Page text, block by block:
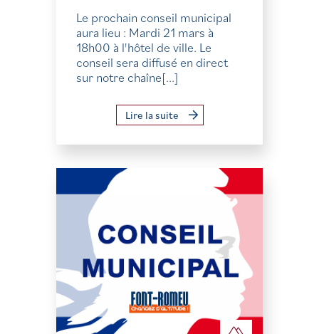
Le prochain conseil municipal
aura lieu : Mardi 21 mars à
18h00 à l'hôtel de ville. Le
conseil sera diffusé en direct
sur notre chaîne[...]
Lire la suite